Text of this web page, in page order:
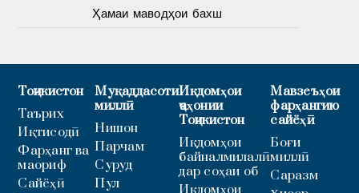
Ҳамаи маводҳои бахш
Тоҷикистон
Таърих
Иқтисодӣ
Фарҳанг ва
маориф
Сайёҳӣ
Муқаддасоти
миллӣ
Нишон
Парчам
Суруд
Пул
Иқдомҳои
ҷаҳонии
Тоҷикистон
Иқдомҳои
байналмилалӣ
дар соҳаи об
Иқдомҳои
Мавзеъҳои
фарҳангию
сайёҳӣ
Боғи
миллӣ
Саразм